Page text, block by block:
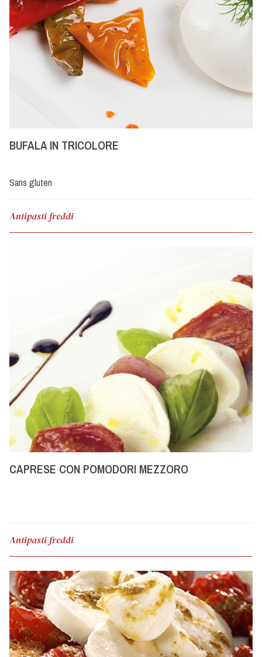
BUFALA IN TRICOLORE
Sans gluten
Antipasti freddi
CAPRESE CON POMODORI MEZZORO
Antipasti freddi